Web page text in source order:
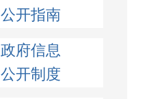
公开指南
政府信息
公开制度